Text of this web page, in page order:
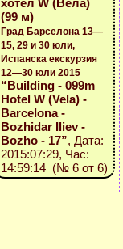
хотел W (Вела)
(99 м)
Град Барселона 13—
15, 29 и 30 юли,
Испанска екскурзия
12—30 юли 2015
“Building - 099m
Hotel W (Vela) -
Barcelona -
Bozhidar Iliev -
Bozho - 17”, Дата:
2015:07:29, Час:
14:59:14 (№ 6 от 6)